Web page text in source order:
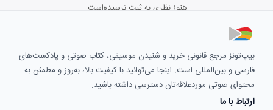
هنوز نظری به ثبت نرسیده‌است.
بیپ‌تونز مرجع قانونی خرید و شنیدن موسیقی، کتاب صوتی و پادکست‌های
فارسی و بین‌المللی است. اینجا می‌توانید با کیفیت بالا، به‌روز و مطمئن به
محتوای صوتی موردعلاقه‌تان دسترسی داشته باشید.
ارتباط با ما